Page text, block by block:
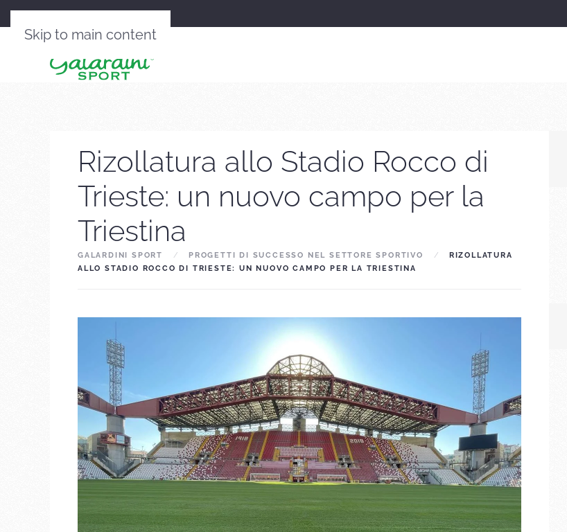
Skip to main content
Rizollatura allo Stadio Rocco di
Trieste: un nuovo campo per la
Triestina
GALARDINI SPORT PROGETTI DI SUCCESSO NEL SETTORE SPORTIVO
RIZOLLATURA
ALLO STADIO ROCCO DI TRIESTE: UN NUOVO CAMPO PER LA TRIESTINA